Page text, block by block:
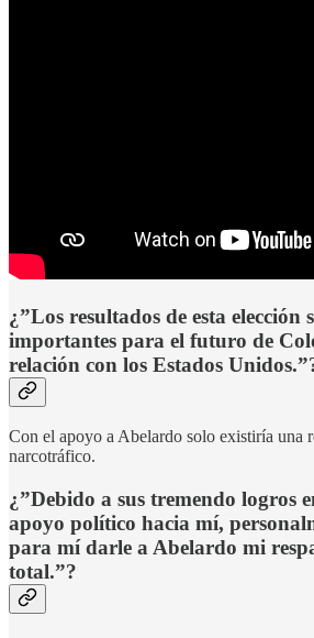
¿”Los resultados de esta elección
importantes para el futuro de
relación con los Estados
Con el apoyo a Abelardo solo existiría una
narcotráfico.
¿”Debido a sus tremendo logros
apoyo político hacia mí,
para mí darle a Abelardo mi
total.”?